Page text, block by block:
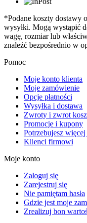
*Podane koszty dostawy
wysyłki. Mogą wystąpić
wagę, rozmiar lub
znaleźć bezpośrednio w
Pomoc
Moje konto klienta
Moje zamówienie
Opcje płatności
Wysyłka i dostawa
Zwroty i zwrot
Promocje i kupony
Potrzebujesz
Klienci firmowi
Moje konto
Zaloguj się
Zarejestruj się
Nie pamiętam hasła
Gdzie jest moje
Zrealizuj bon